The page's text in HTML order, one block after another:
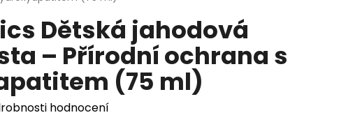
Dětská jahodová
– Přírodní ochrana s
(75 ml)
hodnocení